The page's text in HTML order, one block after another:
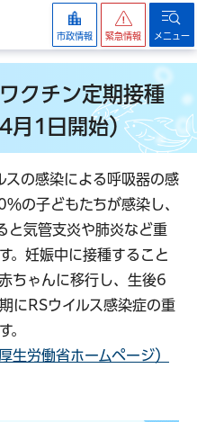
市政情報 緊急情報 メニュー
クチン定期接種
月1日開始）
スの感染による呼吸器の感
の子どもたちが感染し、
と気管支炎や肺炎など重
。妊娠中に接種すること
ちゃんに移行し、生後6
にRSウイルス感染症の重
。
生労働省ホームページ）